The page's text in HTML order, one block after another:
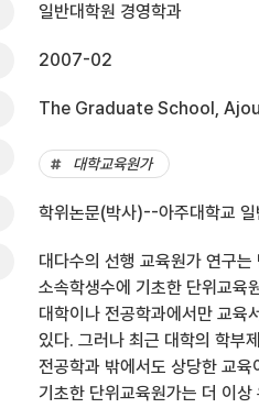
일반대학원 경영학과
2007-02
The Graduate School,
대학교육원가
학위논문(박사)--아주대학교
대다수의 선행 교육원가 연구
소속학생수에 기초한 단위교육
대학이나 전공학과에서만 교육
있다. 그러나 최근 대학의 학부
전공학과 밖에서도 상당한 교
기초한 단위교육원가는 더 이